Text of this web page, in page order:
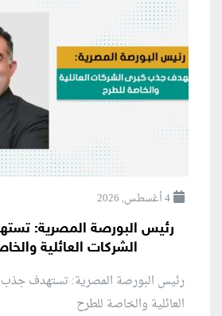
4 أغسطس, 2026
رئيس البورصة المصرية:
الشركات العائلية
رئيس البورصة المصرية: تستهدف جذب
العائلية والخاصة للطرح